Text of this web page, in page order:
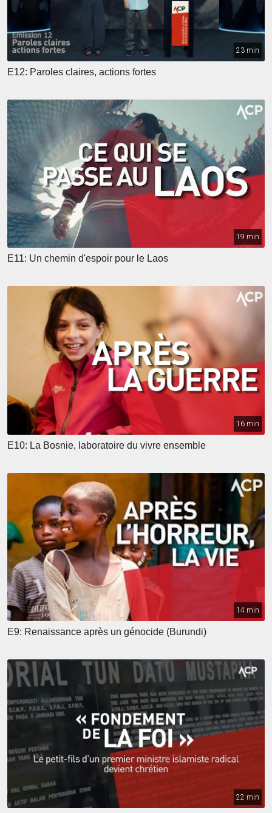
23 min
E12: Paroles claires, actions fortes
19 min
E11: Un chemin d'espoir pour le Laos
16 min
E10: La Bosnie, laboratoire du vivre ensemble
14 min
E9: Renaissance après un génocide (Burundi)
22 min